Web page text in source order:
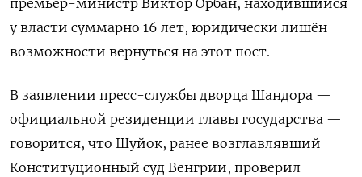
премьер-министр Виктор Орбан, находившийся
у власти суммарно 16 лет, юридически лишён
возможности вернуться на этот пост.
В заявлении пресс-службы дворца Шандора —
официальной резиденции главы государства —
говорится, что Шуйок, ранее возглавлявший
Конституционный суд Венгрии, проверил